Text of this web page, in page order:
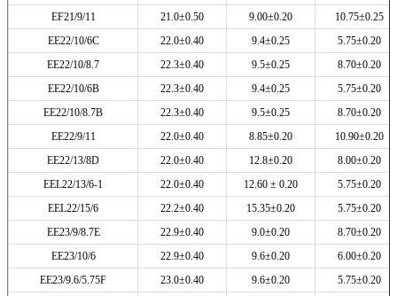
EF21/9/11
21.0±0.50 9.00±0.20
10.75±0.25
EE22/10/6C
22.0±0.40 9.4±0.25
5.75±0.20
EE22/10/8.7
22.3±0.40 9.5±0.25
8.70±0.20
EE22/10/6B
22.3±0.40 9.4±0.25
5.75±0.20
EE22/10/8.7B
22.3±0.40 9.5±0.25
8.70±0.20
EE22/9/11
22.0±0.40 8.85±0.20
10.90±0.20
EE22/13/8D
22.0±0.40 12.8±0.20
8.00±0.20
EEL22/13/6-1
22.0±0.40 12.60 ± 0.20
5.75±0.20
EEL22/15/6
22.2±0.40 15.35±0.20
5.75±0.20
EE23/9/8.7E
22.9±0.40 9.0±0.20
8.70±0.20
EE23/10/6
22.9±0.40 9.6±0.20
6.00±0.20
EE23/9.6/5.75F
23.0±0.40 9.6±0.20
5.75±0.20